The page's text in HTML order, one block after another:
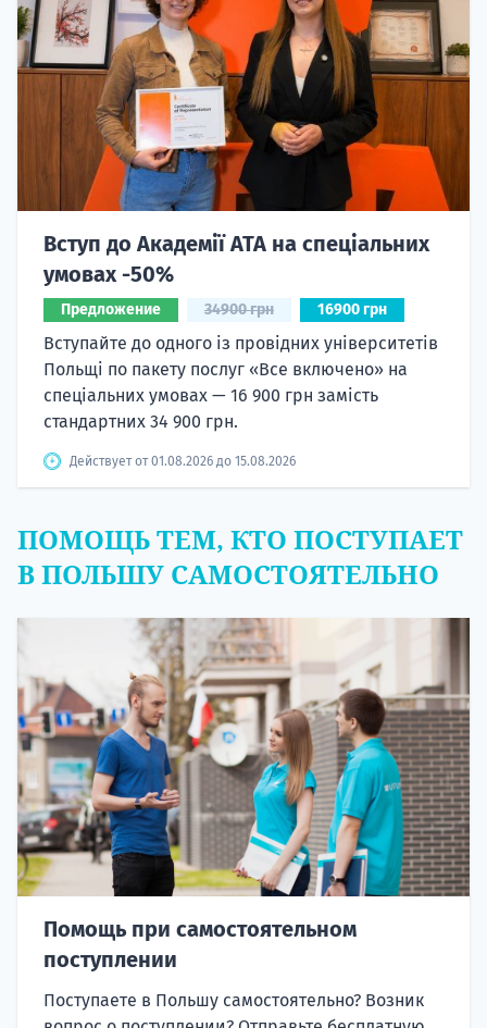
Вступ до Академії ATA на спеціальних
умовах -50%
Предложение 34900 грн 16900 грн
Вступайте до одного із провідних університетів
Польщі по пакету послуг «Все включено» на
спеціальних умовах — 16 900 грн замість
стандартних 34 900 грн.
Действует от 01.08.2026 до 15.08.2026
ПОМОЩЬ ТЕМ, КТО ПОСТУПАЕТ
В ПОЛЬШУ САМОСТОЯТЕЛЬНО
Помощь при самостоятельном
поступлении
Поступаете в Польшу самостоятельно? Возник